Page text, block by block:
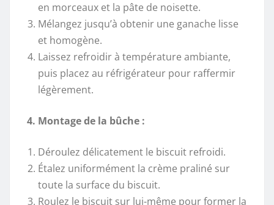
en morceaux et la pâte de noisette.
Mélangez jusqu’à obtenir une ganache lisse
et homogène.
Laissez refroidir à température ambiante,
puis placez au réfrigérateur pour raffermir
légèrement.
4. Montage de la bûche :
Déroulez délicatement le biscuit refroidi.
Étalez uniformément la crème praliné sur
toute la surface du biscuit.
Roulez le biscuit sur lui-même pour former la